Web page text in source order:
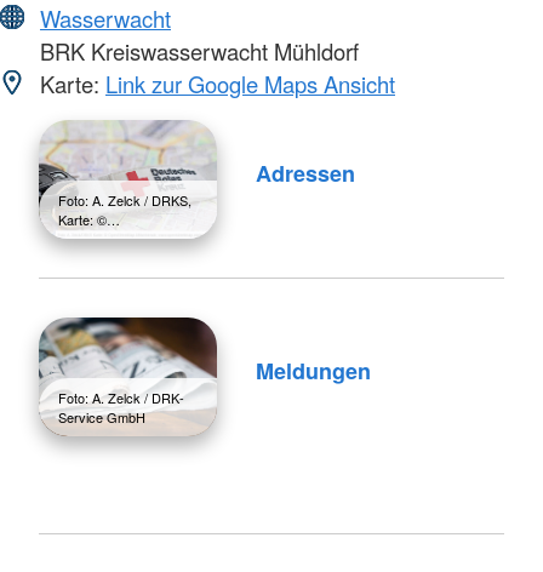
Wasserwacht
BRK Kreiswasserwacht Mühldorf
Karte: Link zur Google Maps Ansicht
Foto: A. Zelck / DRKS,
Karte: ©…
Adressen
Foto: A. Zelck / DRK-
Service GmbH
Meldungen